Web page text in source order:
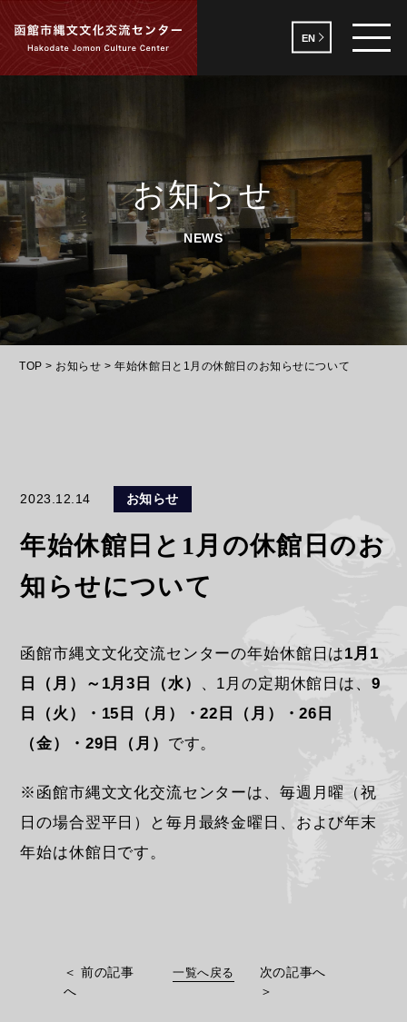
EN
お知らせ
NEWS
TOP > お知らせ >年始休館日と1月の休館日のお知らせについて
2023.12.14 お知らせ
年始休館日と1月の休館日のお
知らせについて
函館市縄文文化交流センターの年始休館日は1月1
日（月）～1月3日（水）
、1月の定期休館日は、 9
日（火）・15日（月）・22日（月）・26日
（金）・29日（月） です。
※函館市縄文文化交流センターは、毎週月曜（祝
日の場合翌平日）と毎月最終金曜日、および年末
年始は休館日です。
＜前の記事
へ
一覧へ戻る
次の記事へ
＞